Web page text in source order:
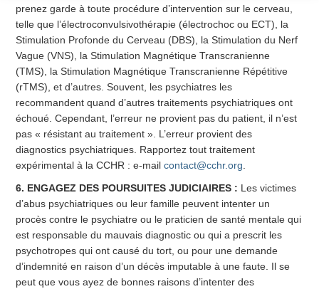
prenez garde à toute procédure d’intervention sur le cerveau,
telle que l’électroconvulsivothérapie (électrochoc ou ECT), la
Stimulation Profonde du Cerveau (DBS), la Stimulation du Nerf
Vague (VNS), la Stimulation Magnétique Transcranienne
(TMS), la Stimulation Magnétique Transcranienne Répétitive
(rTMS), et d’autres. Souvent, les psychiatres les
recommandent quand d’autres traitements psychiatriques ont
échoué. Cependant, l’erreur ne provient pas du patient, il n’est
pas « résistant au traitement ». L’erreur provient des
diagnostics psychiatriques. Rapportez tout traitement
expérimental à la CCHR : e-mailcontact@cchr.org.
6. ENGAGEZ DES POURSUITES JUDICIAIRES : Les victimes
d’abus psychiatriques ou leur famille peuvent intenter un
procès contre le psychiatre ou le praticien de santé mentale qui
est responsable du mauvais diagnostic ou qui a prescrit les
psychotropes qui ont causé du tort, ou pour une demande
d’indemnité en raison d’un décès imputable à une faute. Il se
peut que vous ayez de bonnes raisons d’intenter des